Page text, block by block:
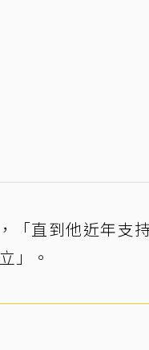
「直到他近年支
」。